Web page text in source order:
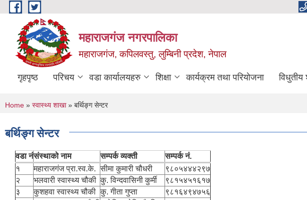
Skip to main content
महाराजगंज नगरपालिका
महाराजगंज, कपिलवस्तु, लुम्बिनी प्रदेश, नेपाल
गृहपृष्ठ परिचय वडा कार्यालयहरु शिक्षा कार्यक्रम तथा परियोजना
You are here
Home » स्वास्थ्य शाखा» बर्थिङ्ग सेन्टर
बर्थिङ्ग सेन्टर
वडा नंसंस्थाको नाम सम्पर्क व्यक्ती
सम्पर्क नं.
१
महाराजगंज प्रा.स्व.के. सीमा कुमारी चौधरी
९८०५४४४२९७
२
भलवारी स्वास्थ्य चौकी कु. विन्दवासिनी कुर्मी
९८१५४५१६१७
३
कुशहवा स्वास्थ्य चौकी कु. गीता गुप्ता
९८१६४९४७५६